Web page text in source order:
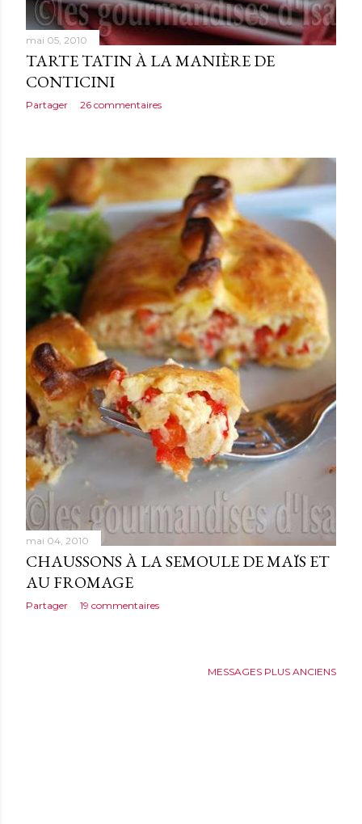
mai 05, 2010
TARTE TATIN À LA MANIÈRE DE
CONTICINI
Partager 26 commentaires
mai 04, 2010
CHAUSSONS À LA SEMOULE DE MAÏS ET
AU FROMAGE
Partager 19 commentaires
MESSAGES PLUS ANCIENS